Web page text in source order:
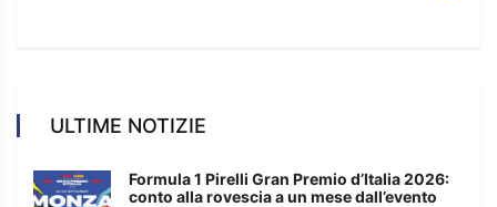
ULTIME NOTIZIE
Formula 1 Pirelli Gran Premio d’Italia 2026:
conto alla rovescia a un mese dall’evento